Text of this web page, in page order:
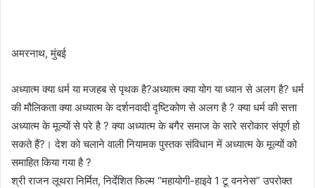
अमरनाथ, मुंबई
अध्यात्म क्या धर्म या मजहब से पृथक है?अध्यात्म क्या योग या ध्यान से अलग है? धर्म
की मौलिकता क्या अध्यात्म के दर्शनवादी दृष्टिकोण से अलग है ? क्या धर्म की सत्ता
अध्यात्म के मूल्यों से परे है ? क्या अध्यात्म के बगैर समाज के सारे सरोकार संपूर्ण हो
सकते हैं?। देश को चलाने वाली नियामक पुस्तक संविधान में अध्यात्म के मूल्यों को
समाहित किया गया है ?
श्री राजन लूथरा निर्मित, निर्देशित फिल्म “महायोगी-हाइवे 1 टू वननेस” उपरोक्त